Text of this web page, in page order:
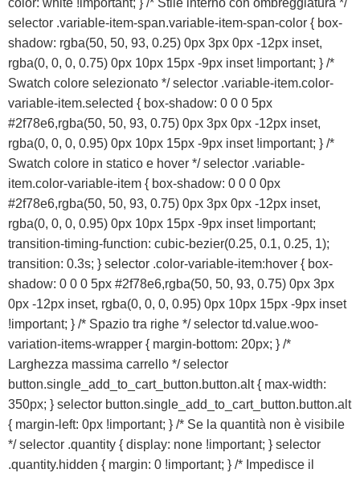
color: white !important; } /* Stile interno con ombreggiatura */
selector .variable-item-span.variable-item-span-color { box-
shadow: rgba(50, 50, 93, 0.25) 0px 3px 0px -12px inset,
rgba(0, 0, 0, 0.75) 0px 10px 15px -9px inset !important; } /*
Swatch colore selezionato */ selector .variable-item.color-
variable-item.selected { box-shadow: 0 0 0 5px
#2f78e6,rgba(50, 50, 93, 0.75) 0px 3px 0px -12px inset,
rgba(0, 0, 0, 0.95) 0px 10px 15px -9px inset !important; } /*
Swatch colore in statico e hover */ selector .variable-
item.color-variable-item { box-shadow: 0 0 0 0px
#2f78e6,rgba(50, 50, 93, 0.75) 0px 3px 0px -12px inset,
rgba(0, 0, 0, 0.95) 0px 10px 15px -9px inset !important;
transition-timing-function: cubic-bezier(0.25, 0.1, 0.25, 1);
transition: 0.3s; } selector .color-variable-item:hover { box-
shadow: 0 0 0 5px #2f78e6,rgba(50, 50, 93, 0.75) 0px 3px
0px -12px inset, rgba(0, 0, 0, 0.95) 0px 10px 15px -9px inset
!important; } /* Spazio tra righe */ selector td.value.woo-
variation-items-wrapper { margin-bottom: 20px; } /*
Larghezza massima carrello */ selector
button.single_add_to_cart_button.button.alt { max-width:
350px; } selector button.single_add_to_cart_button.button.alt
{ margin-left: 0px !important; } /* Se la quantità non è visibile
*/ selector .quantity { display: none !important; } selector
.quantity.hidden { margin: 0 !important; } /* Impedisce il